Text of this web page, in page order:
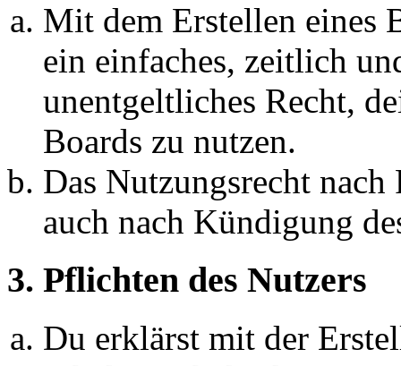
Mit dem Erstellen eines
ein einfaches, zeitlich
unentgeltliches Recht,
Boards zu nutzen.
Das Nutzungsrecht
auch nach Kündigung
3. Pflichten des Nutzers
Du erklärst mit der